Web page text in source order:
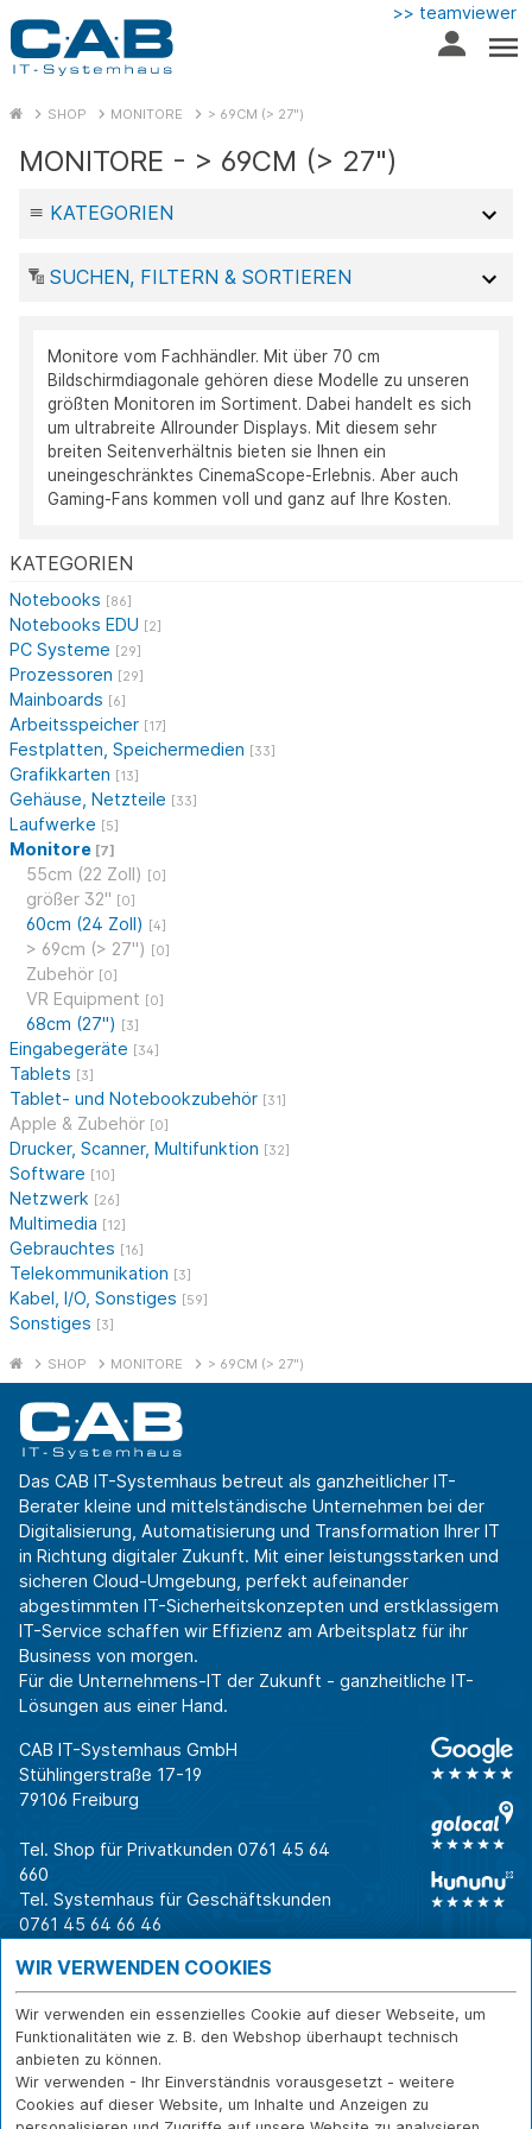
>> teamviewer
SHOP MONITORE > 69CM (> 27")
KATEGORIEN
Notebooks [86]
Notebooks EDU [2]
PC Systeme [29]
Prozessoren [29]
Mainboards [6]
Arbeitsspeicher [17]
Festplatten, Speichermedien [33]
Grafikkarten [13]
Gehäuse, Netzteile [33]
Laufwerke [5]
Monitore [7]
55cm (22 Zoll) [0]
größer 32" [0]
60cm (24 Zoll) [4]
> 69cm (> 27") [0]
Zubehör [0]
VR Equipment [0]
68cm (27") [3]
Eingabegeräte [34]
Tablets [3]
Tablet- und Notebookzubehör [31]
Apple & Zubehör [0]
Drucker, Scanner, Multifunktion [32]
Software [10]
Netzwerk [26]
Multimedia [12]
Gebrauchtes [16]
Telekommunikation [3]
Kabel, I/O, Sonstiges [59]
Sonstiges [3]
MONITORE - > 69CM (> 27")
KATEGORIEN
SUCHEN, FILTERN & SORTIEREN
Monitore vom Fachhändler. Mit über 70 cm
Bildschirmdiagonale gehören diese Modelle zu unseren
größten Monitoren im Sortiment. Dabei handelt es sich
um ultrabreite Allrounder Displays. Mit diesem sehr
breiten Seitenverhältnis bieten sie Ihnen ein
uneingeschränktes CinemaScope-Erlebnis. Aber auch
Gaming-Fans kommen voll und ganz auf Ihre Kosten.
SHOP MONITORE > 69CM (> 27")
Das CAB IT-Systemhaus betreut als ganzheitlicher IT-
Berater kleine und mittelständische Unternehmen bei der
Digitalisierung, Automatisierung und Transformation Ihrer IT
in Richtung digitaler Zukunft. Mit einer leistungsstarken und
sicheren Cloud-Umgebung, perfekt aufeinander
abgestimmten IT-Sicherheitskonzepten und erstklassigem
IT-Service schaffen wir Effizienz am Arbeitsplatz für ihr
Business von morgen.
Für die Unternehmens-IT der Zukunft - ganzheitliche IT-
Lösungen aus einer Hand.
CAB IT-Systemhaus GmbH
Stühlingerstraße 17-19
79106 Freiburg
Tel. Shop für Privatkunden 0761 45 64
660
Tel. Systemhaus für Geschäftskunden
0761 45 64 66 46
Warum CAB
Für Business-
Entscheider
Für IT-Leiter
Für Privatkunden
Erfolgsgeschichte
n
IT für
IT-Security
IT-Infrastruktur
Softwarelösungen
WLAN-Lösungen
IT-Beratung und
Service
Reparatur
Versand- und
Zahlarten
WIR VERWENDEN COOKIES
Wir verwenden ein essenzielles Cookie auf dieser Webseite, um
Funktionalitäten wie z. B. den Webshop überhaupt technisch
anbieten zu können.
Wir verwenden - Ihr Einverständnis vorausgesetzt - weitere
Cookies auf dieser Website, um Inhalte und Anzeigen zu